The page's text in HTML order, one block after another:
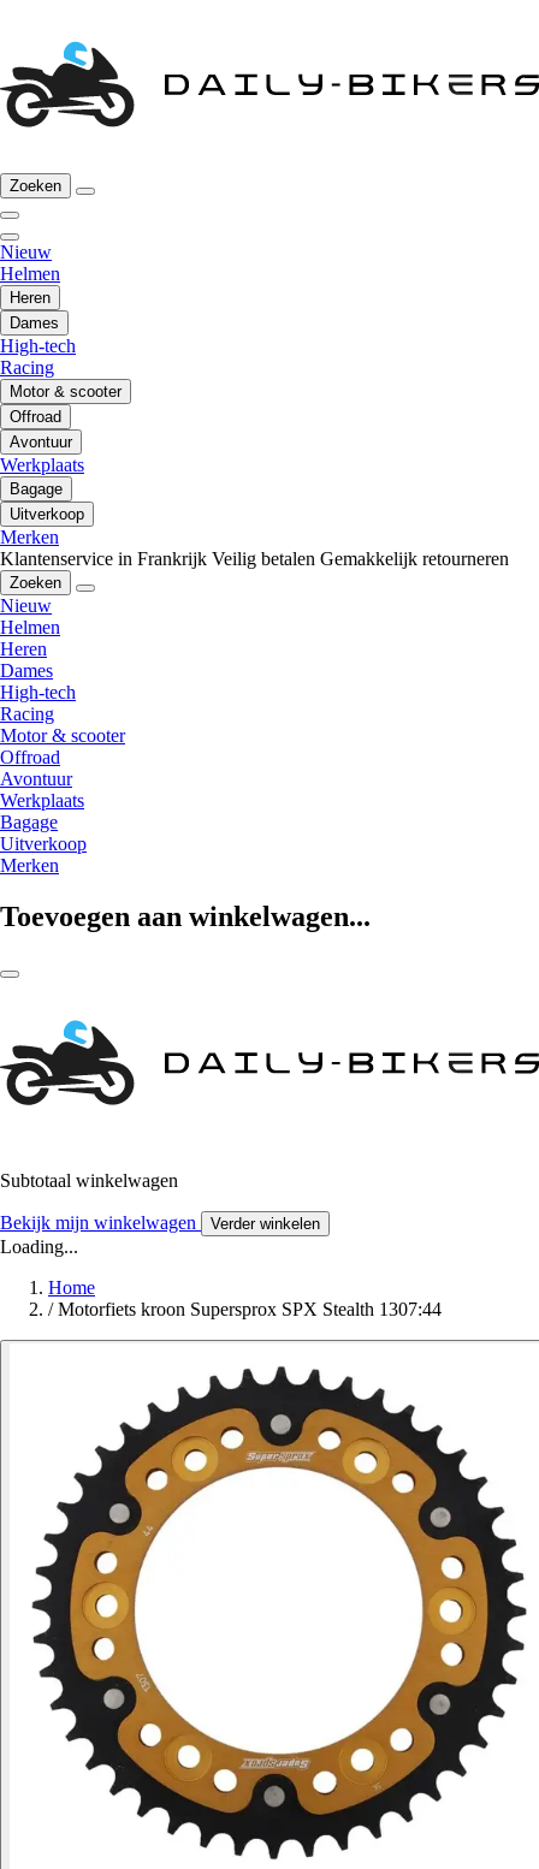
Zoeken
Nieuw
Helmen
Heren
Dames
High-tech
Racing
Motor & scooter
Offroad
Avontuur
Werkplaats
Bagage
Uitverkoop
Merken
Klantenservice in Frankrijk Veilig betalen Gemakkelijk retourneren
Zoeken
Nieuw
Helmen
Heren
Dames
High-tech
Racing
Motor & scooter
Offroad
Avontuur
Werkplaats
Bagage
Uitverkoop
Merken
Toevoegen aan winkelwagen...
Subtotaal winkelwagen
Bekijk mijn winkelwagen Verder winkelen
Loading...
Home
/ Motorfiets kroon Supersprox SPX Stealth 1307:44